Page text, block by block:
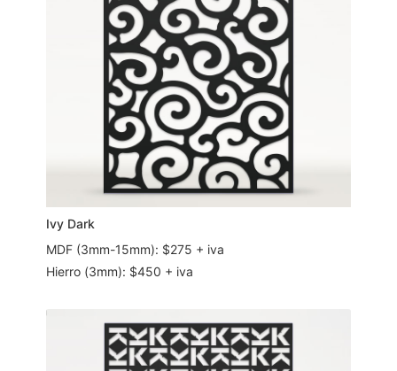
Ivy Dark
MDF (3mm-15mm): $275 + iva
Hierro (3mm): $450 + iva